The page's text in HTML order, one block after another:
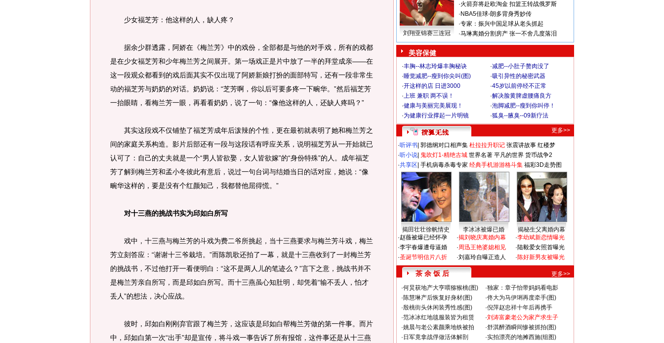
少女福芝芳：他这样的人，缺人疼？
据余少群透露，阿娇在《梅兰芳》中的戏份，全部都是与他的对手戏，所有的戏都
是在少女福芝芳和少年梅兰芳之间展开。第一场戏正是片中放了一半的拜堂成亲——在
这一段观众都看到的戏后面其实不仅出现了阿娇新娘打扮的面部特写，还有一段非常生
动的福芝芳与奶奶的对话。奶奶说：“芝芳啊，你以后可要多疼一下畹华。”然后福芝芳
一抬眼睛，看梅兰芳一眼，再看看奶奶，说了一句：“像他这样的人，还缺人疼吗？”
其实这段戏不仅铺垫了福芝芳成年后泼辣的个性，更在最初就表明了她和梅兰芳之
间的家庭关系构造。影片后部还有一段与这段话有呼应关系，说明福芝芳从一开始就已
认可了：自己的丈夫就是一个“男人皆欲娶，女人皆欲嫁”的“身份特殊”的人。成年福芝
芳了解到梅兰芳和孟小冬彼此有意后，说过一句台词与结婚当日的话对应，她说：“像
畹华这样的，要是没有个红颜知己，我都替他屈得慌。”
对十三燕的挑战书实为邱如白所写
戏中，十三燕与梅兰芳的斗戏为费二爷所挑起，当十三燕要求与梅兰芳斗戏，梅兰
芳立刻答应：“谢谢十三爷栽培。”而陈凯歌还拍了一幕，就是十三燕收到了一封梅兰芳
的挑战书，不过他打开一看便明白：“这不是两人儿的笔迹么？”言下之意，挑战书并不
是梅兰芳亲自所写，而是邱如白所写。而十三燕虽心知肚明，却凭着“输不丢人，怕才
丢人”的想法，决心应战。
彼时，邱如白刚刚弃官跟了梅兰芳，这应该是邱如白帮梅兰芳做的第一件事。而片
中，邱如白第一次“出手”却是宣传，将斗戏一事告诉了所有报馆，这件事还是从十三燕
刘翔亚锦赛三连冠
·火箭弃将赴欧淘金 扣篮王转战俄罗斯
· NBA5佳球-朗多背身秀妙传
·专家：振兴中国足球从老头抓起
·马琳离婚分割房产 张一不舍几度落泪
美容保健
·丰胸--林志玲爆丰胸秘诀 ·减肥--小肚子赘肉没了
·睡觉减肥--瘦到你尖叫(图) ·吸引异性的秘密武器
·开这样的店 日进3000 ·45岁以前停经不正常
·上班 兼职 两不误！ ·解决脸黄脾虚腰痛良方
·健康与美丽完美展现！ ·泡脚减肥--瘦到你叫停！
·为健康行业撑起一片明镜 ·狐臭--腋臭--09新疗法
更多>>
·听评书 郭德纲对口相声集 杜拉拉升职记 张震讲故事 红楼梦
·听小说 鬼吹灯1-精绝古城 世界名著 平凡的世界 货币战争2
·共享区 手机病毒杀毒专家 经典手机游游格斗集 福彩3D走势图
揭田壮壮徐帆情史 李冰冰被爆已婚
揭秘生父离婚内幕
·赵薇被爆已经怀孕
·李宇春爆遭母逼婚
·圣诞节明信片八折
·揭刘晓庆离婚内幕
·周迅王艳婆媳相见
·刘嘉玲自曝正造人
·李幼斌新恋情曝光
·陆毅爱女照首曝光
·陈好新男友被曝光
茶 余 饭 后
更多>>
·何炅获地产大亨喂猕猴桃(图) ·独家：章子怡带妈妈看电影
·陈慧琳产后恢复好身材(图) ·佟大为马伊琍再度牵手(图)
·殷桃街头休闲装秀性感(图) ·倪萍赵忠祥十年后再携手
·范冰冰红地毯服装皆为租赁 ·刘涛富豪老公为家产求生子
·姚晨与老公素颜乘地铁被拍 ·舒淇醉酒瞬间惨被抓拍(图)
· 日军竟拿战俘做活体解剖 ·实拍漂亮的地摊西施(组图)